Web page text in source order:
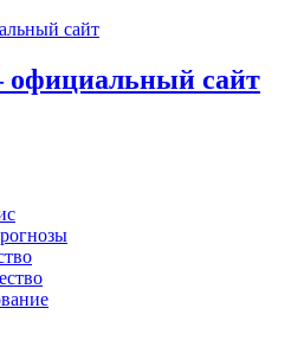
официальный сайт